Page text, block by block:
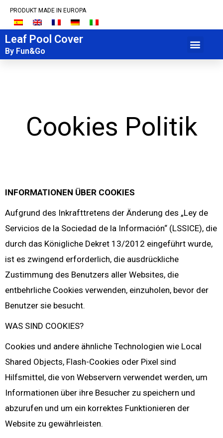
PRODUKT MADE IN EUROPA
Leaf Pool Cover
By Fun&Go
Cookies Politik
INFORMATIONEN ÜBER COOKIES
Aufgrund des Inkrafttretens der Änderung des „Ley de
Servicios de la Sociedad de la Información“ (LSSICE), die
durch das Königliche Dekret 13/2012 eingeführt wurde,
ist es zwingend erforderlich, die ausdrückliche
Zustimmung des Benutzers aller Websites, die
entbehrliche Cookies verwenden, einzuholen, bevor der
Benutzer sie besucht.
WAS SIND COOKIES?
Cookies und andere ähnliche Technologien wie Local
Shared Objects, Flash-Cookies oder Pixel sind
Hilfsmittel, die von Webservern verwendet werden, um
Informationen über ihre Besucher zu speichern und
abzurufen und um ein korrektes Funktionieren der
Website zu gewährleisten.